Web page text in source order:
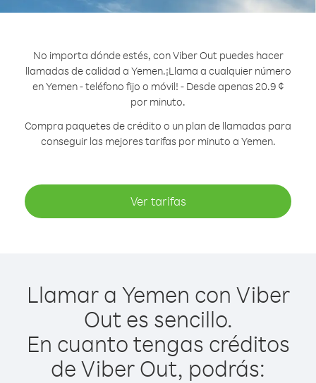
No importa dónde estés, con Viber Out puedes hacer
llamadas de calidad a Yemen.¡Llama a cualquier número
en Yemen - teléfono fijo o móvil! - Desde apenas 20.9 ¢
por minuto.
Compra paquetes de crédito o un plan de llamadas para
conseguir las mejores tarifas por minuto a Yemen.
Ver tarifas
Llamar a Yemen con Viber
Out es sencillo.
En cuanto tengas créditos
de Viber Out, podrás: